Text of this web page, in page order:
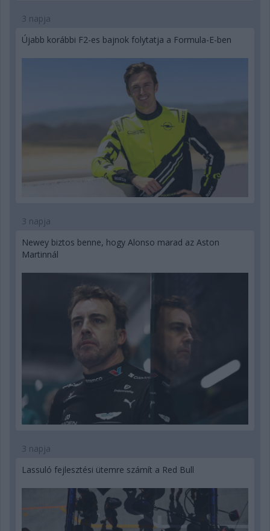
3 napja
Újabb korábbi F2-es bajnok folytatja a Formula-E-ben
3 napja
Newey biztos benne, hogy Alonso marad az Aston
Martinnál
3 napja
Lassuló fejlesztési ütemre számít a Red Bull